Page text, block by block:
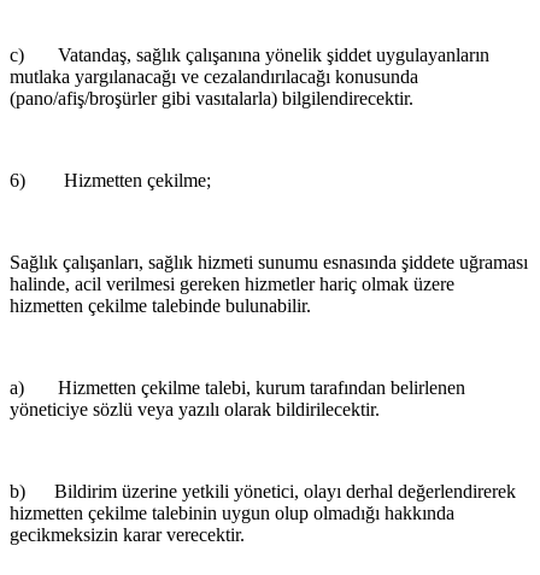
c) Vatandaş, sağlık çalışanına yönelik şiddet uygulayanların
mutlaka yargılanacağı ve cezalandırılacağı konusunda
(pano/afiş/broşürler gibi vasıtalarla) bilgilendirecektir.
6) Hizmetten çekilme;
Sağlık çalışanları, sağlık hizmeti sunumu esnasında şiddete uğraması
halinde, acil verilmesi gereken hizmetler hariç olmak üzere
hizmetten çekilme talebinde bulunabilir.
a) Hizmetten çekilme talebi, kurum tarafından belirlenen
yöneticiye sözlü veya yazılı olarak bildirilecektir.
b) Bildirim üzerine yetkili yönetici, olayı derhal değerlendirerek
hizmetten çekilme talebinin uygun olup olmadığı hakkında
gecikmeksizin karar verecektir.